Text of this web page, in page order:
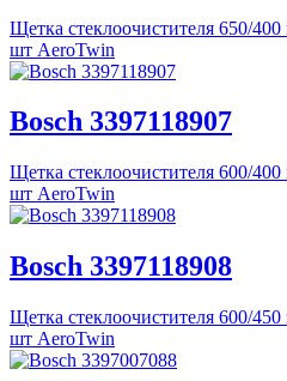
Щетка стеклоочистителя 650/
шт AeroTwin
Bosch 3397118907
Щетка стеклоочистителя 600/
шт AeroTwin
Bosch 3397118908
Щетка стеклоочистителя 600/
шт AeroTwin